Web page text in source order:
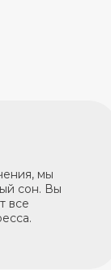
мы
сон. Вы
все